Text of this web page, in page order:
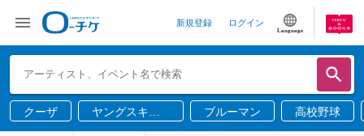
新規登録 ログイン
Language
クーザ
ヤングスキニ
ー
ブルーマン 高校野球